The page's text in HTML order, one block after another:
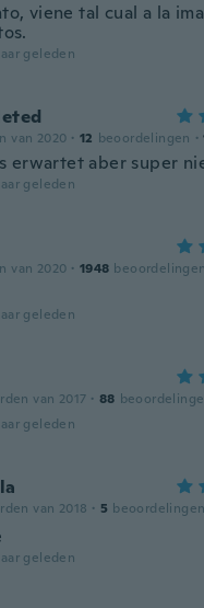
viene tal cual a la
geleden
van 2020 · 12 beoordelingen ·
erwartet aber super
geleden
van 2020 · 1948 beoordelingen
geleden
van 2017 · 88
geleden
van 2018 · 5 beoordelingen
geleden